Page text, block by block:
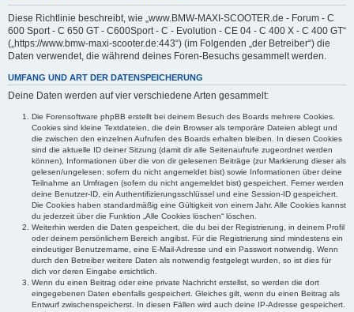
Diese Richtlinie beschreibt, wie „www.BMW-MAXI-SCOOTER.de - Forum - C
600 Sport - C 650 GT - C600Sport - C - Evolution - CE 04 - C 400 X - C 400 GT“
(„https://www.bmw-maxi-scooter.de:443“) (im Folgenden „der Betreiber“) die
Daten verwendet, die während deines Foren-Besuchs gesammelt werden.
UMFANG UND ART DER DATENSPEICHERUNG
Deine Daten werden auf vier verschiedene Arten gesammelt:
Die Forensoftware phpBB erstellt bei deinem Besuch des Boards mehrere Cookies.
Cookies sind kleine Textdateien, die dein Browser als temporäre Dateien ablegt und
die zwischen den einzelnen Aufrufen des Boards erhalten bleiben. In diesen Cookies
sind die aktuelle ID deiner Sitzung (damit dir alle Seitenaufrufe zugeordnet werden
können), Informationen über die von dir gelesenen Beiträge (zur Markierung dieser als
gelesen/ungelesen; sofern du nicht angemeldet bist) sowie Informationen über deine
Teilnahme an Umfragen (sofern du nicht angemeldet bist) gespeichert. Ferner werden
deine Benutzer-ID, ein Authentifizierungsschlüssel und eine Session-ID gespeichert.
Die Cookies haben standardmäßig eine Gültigkeit von einem Jahr. Alle Cookies kannst
du jederzeit über die Funktion „Alle Cookies löschen“ löschen.
Weiterhin werden die Daten gespeichert, die du bei der Registrierung, in deinem Profil
oder deinem persönlichem Bereich angibst. Für die Registrierung sind mindestens ein
eindeutiger Benutzername, eine E-Mail-Adresse und ein Passwort notwendig. Wenn
durch den Betreiber weitere Daten als notwendig festgelegt wurden, so ist dies für
dich vor deren Eingabe ersichtlich.
Wenn du einen Beitrag oder eine private Nachricht erstellst, so werden die dort
eingegebenen Daten ebenfalls gespeichert. Gleiches gilt, wenn du einen Beitrag als
Entwurf zwischenspeicherst. In diesen Fällen wird auch deine IP-Adresse gespeichert.